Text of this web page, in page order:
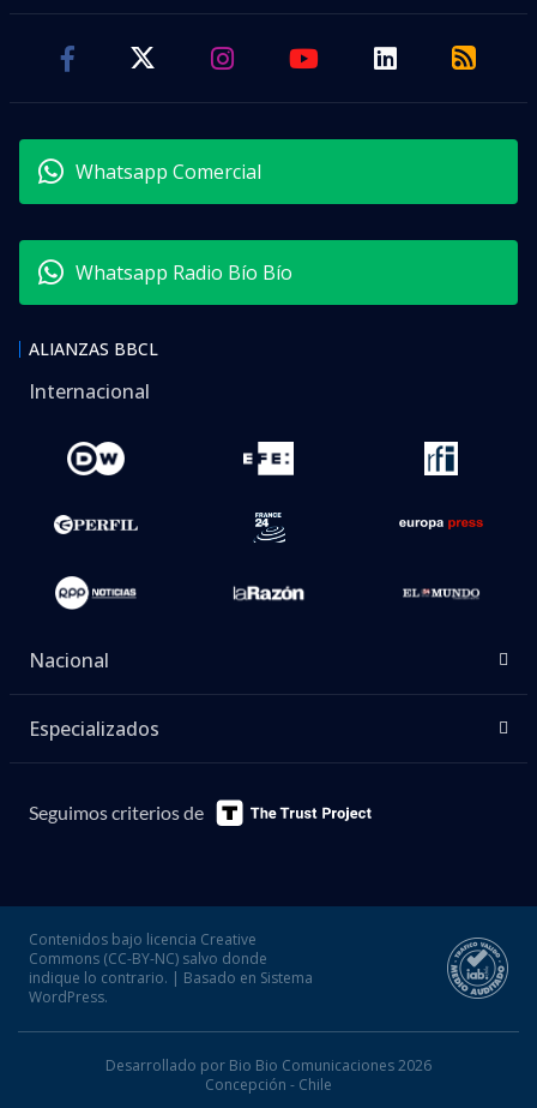
Whatsapp Comercial
Whatsapp Radio Bío Bío
ALIANZAS BBCL
Internacional
Nacional
Especializados
Seguimos criterios de
Contenidos bajo licencia Creative
Commons (CC-BY-NC) salvo donde
indique lo contrario. | Basado en Sistema
WordPress.
Desarrollado por Bio Bio Comunicaciones 2026
Concepción - Chile